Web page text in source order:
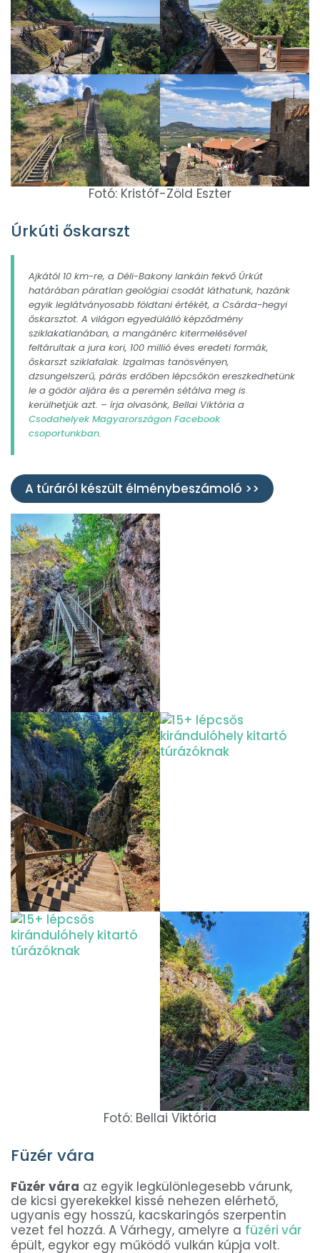
Fotó: Kristóf-Zöld Eszter
Úrkúti őskarszt
Ajkától 10 km-re, a Déli-Bakony lankáin fekvő Úrkút
határában páratlan geológiai csodát láthatunk, hazánk
egyik leglátványosabb földtani értékét, a Csárda-hegyi
őskarsztot. A világon egyedülálló képződmény
sziklakatlanában, a mangánérc kitermelésével
feltárultak a jura kori, 100 millió éves eredeti formák,
őskarszt sziklafalak. Izgalmas tanösvényen,
dzsungelszerű, párás erdőben lépcsőkön ereszkedhetünk
le a gödör aljára és a peremén sétálva meg is
kerülhetjük azt. – írja olvasónk, Bellai Viktória a
Csodahelyek Magyarországon Facebook
csoportunkban.
A túráról készült élménybeszámoló >>
Fotó: Bellai Viktória
Füzér vára
Füzér vára az egyik legkülönlegesebb várunk,
de kicsi gyerekekkel kissé nehezen elérhető,
ugyanis egy hosszú, kacskaringós szerpentin
vezet fel hozzá. A Várhegy, amelyre a füzéri vár
épült, egykor egy működő vulkán kúpja volt.